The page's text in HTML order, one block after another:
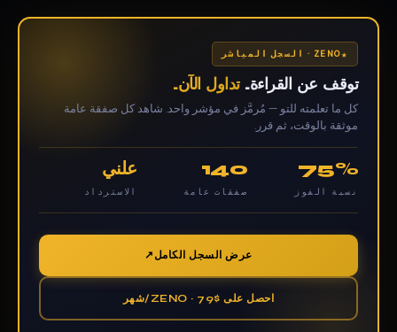
ZENO · السجل المباشر
توقف عن القراءة.تداول الآن.
كل ما تعلمته للتو — مُرمَّز في مؤشر واحد. شاهد كل صفقة عامة
موثقة بالوقت، ثم قرر.
75%
نسبة الفوز
140
صفقات عامة
علني
الاسترداد
عرض السجل الكامل
احصل على ZENO · 79$/شهر